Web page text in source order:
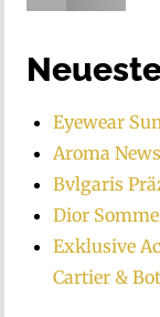
Eyewear
Aroma News
Bvlgaris
Dior
Exklusive
Cartier &